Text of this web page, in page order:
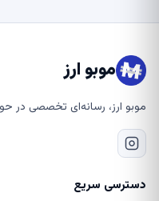
موبو ارز
موبو ارز، رسانه‌ای تخصصی در
دسترسی سریع